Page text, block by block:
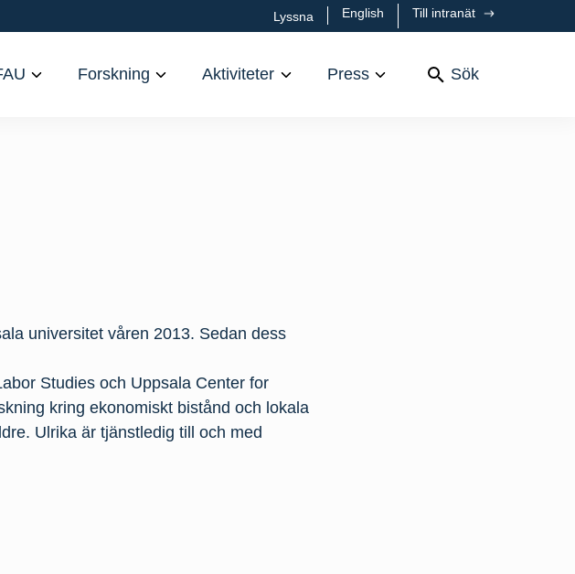
Lyssna English Till intranät
Forskning Aktiviteter Press Sök
universitet våren 2013. Sedan dess
Studies och Uppsala Center for
kring ekonomiskt bistånd och lokala
Ulrika är tjänstledig till och med